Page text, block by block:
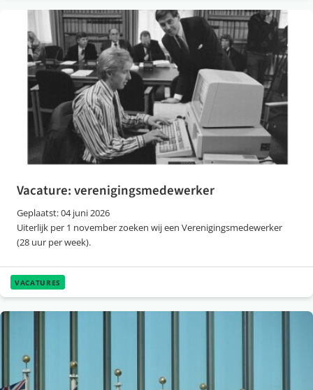
Vacature: verenigingsmedewerker
Geplaatst: 04 juni 2026
Uiterlijk per 1 november zoeken wij een Verenigingsmedewerker
(28 uur per week).
VACATURES